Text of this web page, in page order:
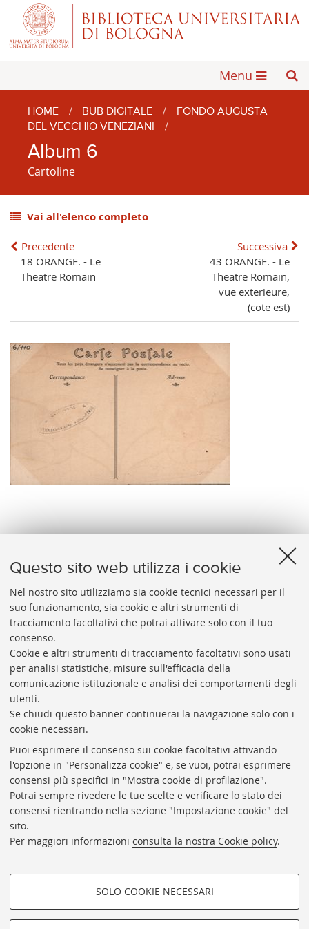
Questo sito web utilizza i cookie
Nel nostro sito utilizziamo sia cookie tecnici necessari per il
suo funzionamento, sia cookie e altri strumenti di
tracciamento facoltativi che potrai attivare solo con il tuo
consenso.
Cookie e altri strumenti di tracciamento facoltativi sono usati
per analisi statistiche, misure sull'efficacia della
comunicazione istituzionale e analisi dei comportamenti degli
utenti.
Se chiudi questo banner continuerai la navigazione solo con i
cookie necessari.
Puoi esprimere il consenso sui cookie facoltativi attivando
l'opzione in "Personalizza cookie" e, se vuoi, potrai esprimere
consensi più specifici in "Mostra cookie di profilazione".
Potrai sempre rivedere le tue scelte e verificare lo stato dei
consensi rientrando nella sezione "Impostazione cookie" del
sito.
Per maggiori informazioni consulta la nostra Cookie policy.
COOKIE DI PROFILAZIONE -
FACOLTATIVI
SOLO COOKIE NECESSARI
Menu
HOME / BUB DIGITALE /
FONDO AUGUSTA
DEL VECCHIO VENEZIANI
/
Album 6
Cartoline
Vai all'elenco completo
Precedente
18 ORANGE. - Le
Theatre Romain
Successiva
43 ORANGE. - Le
Theatre Romain,
vue exterieure,
(cote est)
UNIVERSITARIA
Presidente: prof. Francesco Citti
Coordinatrice gestionale: Maria Pia Torricelli
Responsabile Amministrativo: Luigia Di Pumpo
Via Zamboni, 33/35 - 40126 Bologna (BO)
Tel. +39 051 2088306 - Fax +39 051 2088385
bub.info@unibo.it
bub.biblioteca@pec.unibo.it
Dove siamo
Orario dei servizi
Helpdesk
Rubrica di Ateneo
Privacy e note legali